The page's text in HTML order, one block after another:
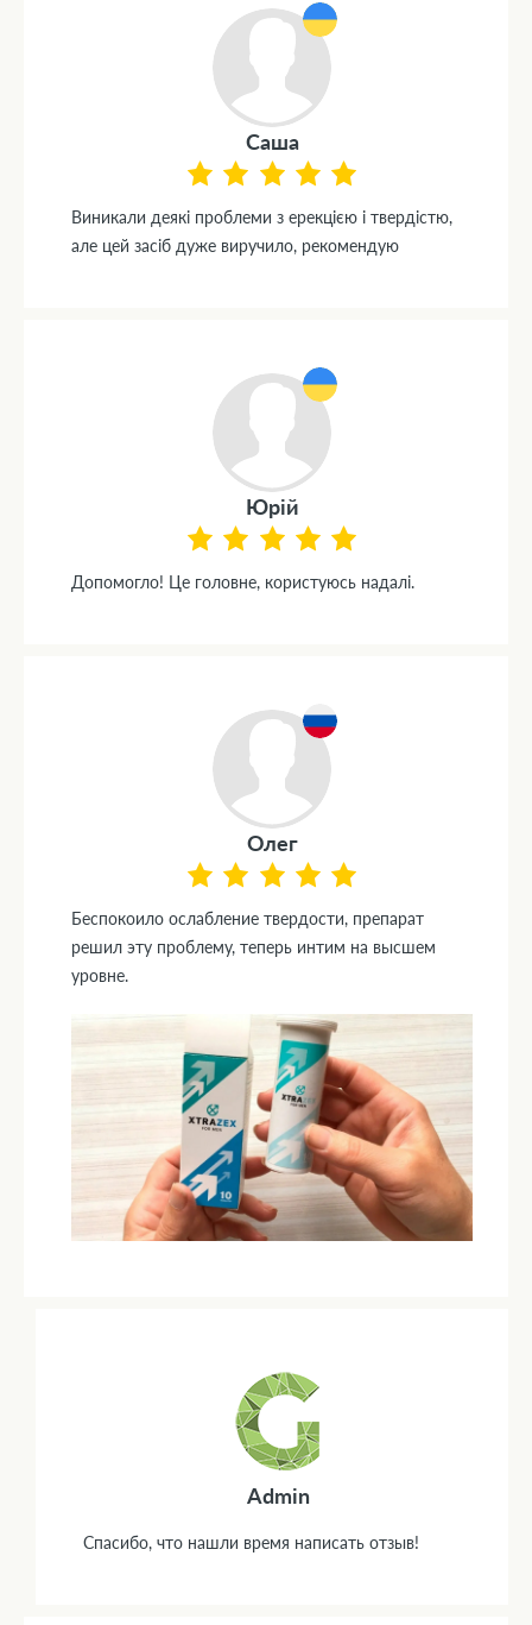
Саша
Виникали деякі проблеми з ерекцією і твердістю,
але цей засіб дуже виручило, рекомендую
Юрій
Допомогло! Це головне, користуюсь надалі.
Олег
Беспокоило ослабление твердости, препарат
решил эту проблему, теперь интим на высшем
уровне.
Admin
Спасибо, что нашли время написать отзыв!